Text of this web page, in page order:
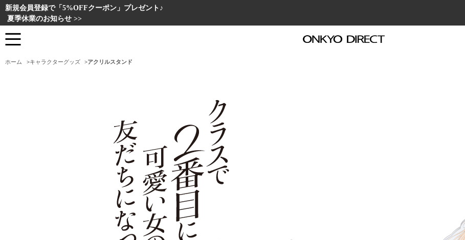
新規会員登録で「5%OFFクーポン」プレゼント♪
夏季休業のお知らせ >>
ホーム >キャラクターグッズ >アクリルスタンド